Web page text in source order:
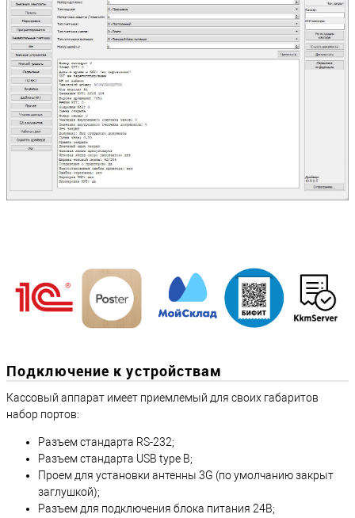
Подключение к устройствам
Кассовый аппарат имеет приемлемый для своих габаритов
набор портов:
Разъем стандарта RS-232;
Разъем стандарта USB type B;
Проем для установки антенны 3G (по умолчанию закрыт
заглушкой);
Разъем для подключения блока питания 24В;